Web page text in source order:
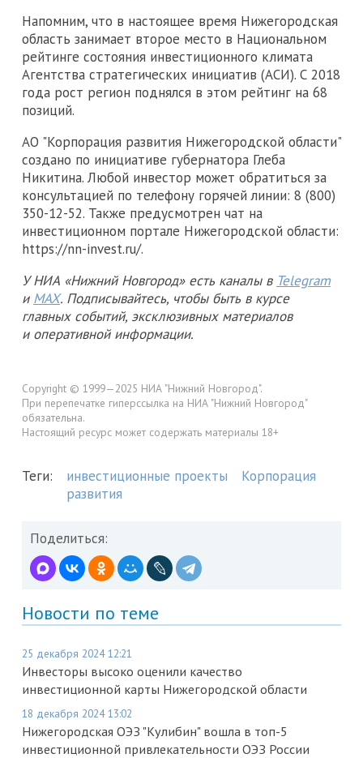
Напомним, что в настоящее время Нижегородская
область занимает второе место в Национальном
рейтинге состояния инвестиционного климата
Агентства стратегических инициатив (АСИ). С 2018
года рост регион поднялся в этом рейтинг на 68
позиций.
АО "Корпорация развития Нижегородской области"
создано по инициативе губернатора Глеба
Никитина. Любой инвестор может обратиться за
консультацией по телефону горячей линии: 8 (800)
350-12-52. Также предусмотрен чат на
инвестиционном портале Нижегородской области:
https://nn-invest.ru/.
У НИА «Нижний Новгород» есть каналы в Telegram
и MAX. Подписывайтесь, чтобы быть в курсе
главных событий, эксклюзивных материалов
и оперативной информации.
Copyright © 1999—2025 НИА "Нижний Новгород".
При перепечатке гиперссылка на НИА "Нижний Новгород"
обязательна.
Настоящий ресурс может содержать материалы 18+
Теги: инвестиционные проекты
Корпорация
развития
Поделиться:
Новости по теме
25 декабря 2024 12:21
Инвесторы высоко оценили качество
инвестиционной карты Нижегородской области
18 декабря 2024 13:02
Нижегородская ОЭЗ "Кулибин" вошла в топ-5
инвестиционной привлекательности ОЭЗ России